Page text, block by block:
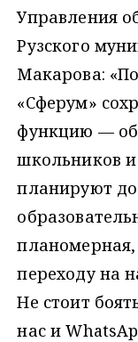
Управления
Рузского
Макарова:
«Сферум»
функцию —
школьников и
планируют
переходу на
Не стоит
нас и